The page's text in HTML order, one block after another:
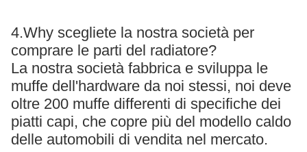
4.Why scegliete la nostra società per
comprare le parti del radiatore?
La nostra società fabbrica e sviluppa le
muffe dell'hardware da noi stessi, noi deve
oltre 200 muffe differenti di specifiche dei
piatti capi, che copre più del modello caldo
delle automobili di vendita nel mercato.